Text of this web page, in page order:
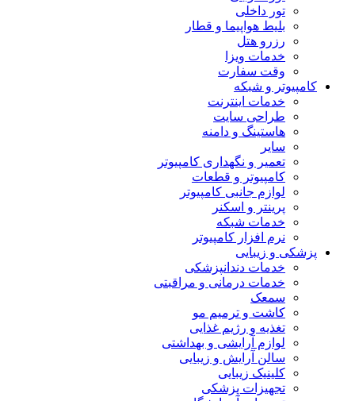
تور داخلی
بلیط هواپیما و قطار
رزرو هتل
خدمات ویزا
وقت سفارت
کامپیوتر و شبکه
خدمات اینترنت
طراحی سایت
هاستینگ و دامنه
سایر
تعمیر و نگهداری کامپیوتر
کامپیوتر و قطعات
لوازم جانبی کامپیوتر
پرینتر و اسکنر
خدمات شبکه
نرم افزار کامپیوتر
پزشکی و زیبایی
خدمات دندانپزشکی
خدمات درمانی و مراقبتی
سمعک
کاشت و ترمیم مو
تغذیه و رژیم غذایی
لوازم آرایشی و بهداشتی
سالن آرایش و زیبایی
کلینیک زیبایی
تجهیزات پزشکی